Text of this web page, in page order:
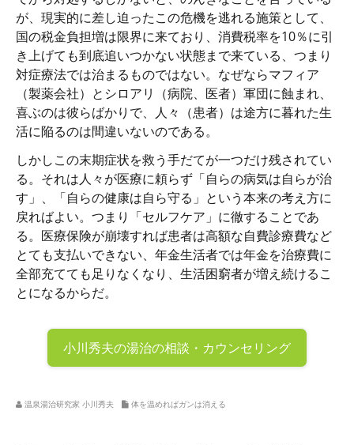
が、現実的に差し迫ったこの危機を逃れる施策として、
国の税金負担増は限界に来ており、消費税率を10％に引
き上げても到底追いつかない状態まで来ている、つまり
対症療法では治まるものではない。なぜならマフィア
（製薬会社）とシロアリ（病院、医者）軍団に蝕まれ、
喜ぶのは彼らばかりで、人々（患者）は途方に暮れた生
活に陥るのは間違いないのである。
しかしこの末期症状を救う手だてが一つだけ残されてい
る。それは人々が医療に頼らず「自らの病気は自らが治
す」、「自らの健康は自ら守る」という本来の考え方に
戻ればよい。つまり「セルフケア」に徹することであ
る。医療保険が崩壊すれば患者は高額な自費診療費など
とても支払いできない、年金生活者では年金を治療費に
全部充てても足りなくなり、生活困窮者が増え続けるこ
とになるからだ。
小川秀夫の湯治の相談・カウンセリング
温泉湯治研究家 小川秀夫 体を温めればガンは消える